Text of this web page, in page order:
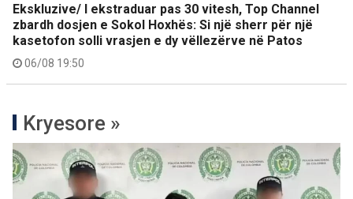
Ekskluzive/ I ekstraduar pas 30 vitesh, Top Channel
zbardh dosjen e Sokol Hoxhës: Si një sherr për një
kasetofon solli vrasjen e dy vëllezërve në Patos
06/08 19:50
Kryesore »